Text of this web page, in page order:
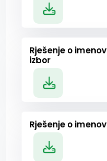
Rješenje o
izbor
Rješenje o